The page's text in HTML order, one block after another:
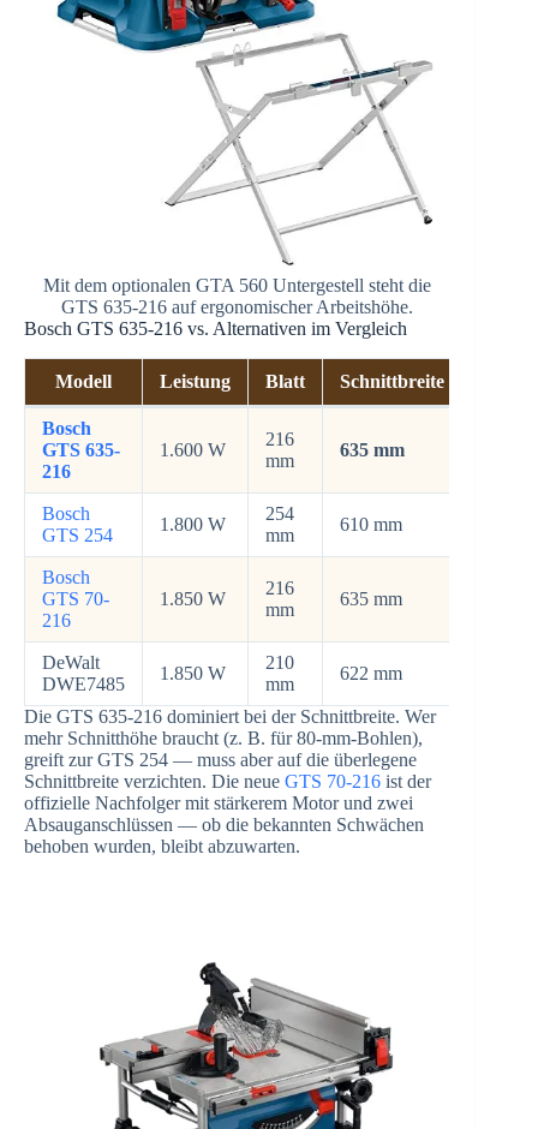
Mit dem optionalen GTA 560 Untergestell steht die
GTS 635-216 auf ergonomischer Arbeitshöhe.
Bosch GTS 635-216 vs. Alternativen im Vergleich
Modell Leistung Blatt Schnittbreite
Bosch
GTS 635-
216
1.600 W
216
mm
635 mm
Bosch
GTS 254
1.800 W
254
mm
610 mm
Bosch
GTS 70-
216
1.850 W
216
mm
635 mm
DeWalt
DWE7485
1.850 W
210
mm
622 mm
Die GTS 635-216 dominiert bei der Schnittbreite. Wer
mehr Schnitthöhe braucht (z. B. für 80-mm-Bohlen),
greift zur GTS 254 — muss aber auf die überlegene
Schnittbreite verzichten. Die neue GTS 70-216 ist der
offizielle Nachfolger mit stärkerem Motor und zwei
Absauganschlüssen — ob die bekannten Schwächen
behoben wurden, bleibt abzuwarten.